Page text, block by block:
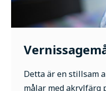
Detta är en stillsam
målar med akrylfärg